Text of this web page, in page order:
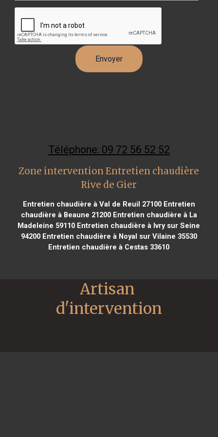
Téléphone: 09 72 56 52 52
Zone intervention Entretien chaudière
Rive de Gier
Entretien chaudière à Val de Reuil 27100Entretien
chaudière à Beaune 21200Entretien chaudière à La
Madeleine 59110 Entretien chaudière à Ivry sur Seine
94200Entretien chaudière à Noyal sur Vilaine 35530
Entretien chaudière à Cestas 33610
Artisan
d'intervention